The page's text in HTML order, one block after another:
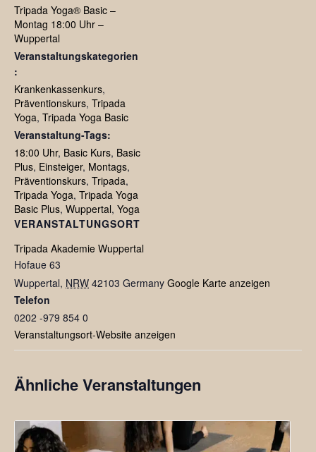
Tripada Yoga® Basic –
Montag 18:00 Uhr –
Wuppertal
Veranstaltungskategorien
:
Krankenkassenkurs,
Präventionskurs, Tripada
Yoga, Tripada Yoga Basic
Veranstaltung-Tags:
18:00 Uhr, Basic Kurs, Basic
Plus, Einsteiger, Montags,
Präventionskurs, Tripada,
Tripada Yoga, Tripada Yoga
Basic Plus, Wuppertal, Yoga
VERANSTALTUNGSORT
Tripada Akademie Wuppertal
Hofaue 63
Wuppertal, NRW 42103 Germany Google Karte anzeigen
Telefon
0202 -979 854 0
Veranstaltungsort-Website anzeigen
Ähnliche Veranstaltungen